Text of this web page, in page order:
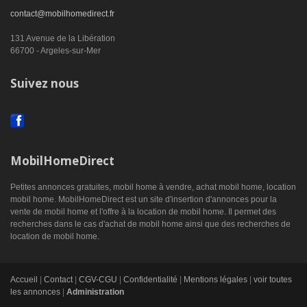
contact@mobilhomedirect.fr
131 Avenue de la Libération
66700 - Argeles-sur-Mer
Suivez nous
MobilHomeDirect
Petites annonces gratuites, mobil home à vendre, achat mobil home, location
mobil home. MobilHomeDirect est un site d'insertion d'annonces pour la
vente de mobil home et l'offre à la location de mobil home. Il permet des
recherches dans le cas d'achat de mobil home ainsi que des recherches de
location de mobil home.
Accueil Contact| CGV-CGU Confidentialité Mentions légales
voir toutes
les annonces
Administration